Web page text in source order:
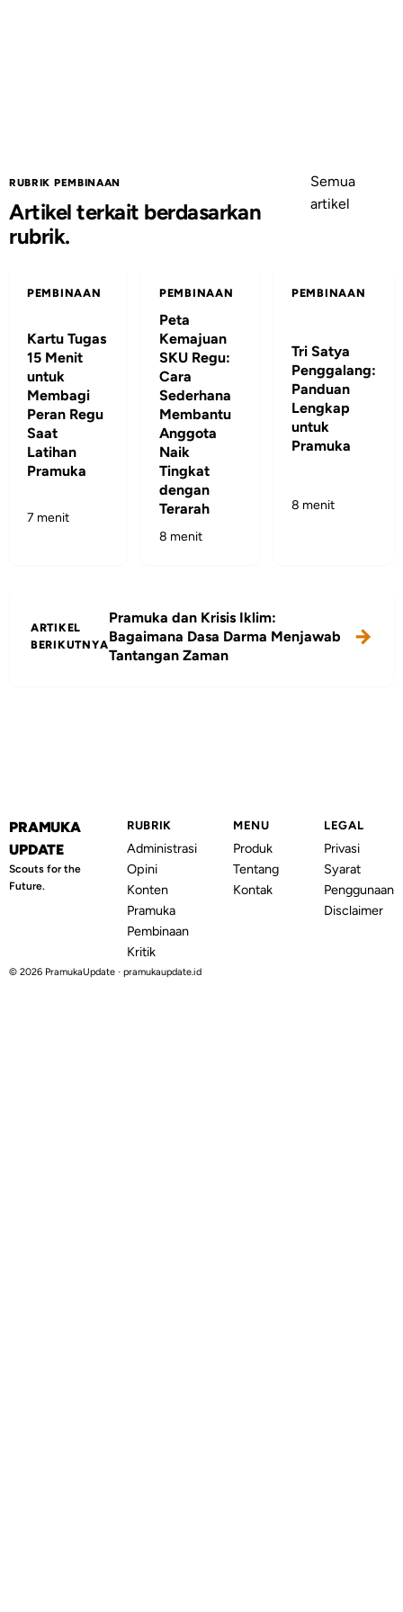
RUBRIK PEMBINAAN
Artikel terkait berdasarkan
rubrik.
Semua
artikel
PEMBINAAN
Kartu Tugas
15 Menit
untuk
Membagi
Peran Regu
Saat
Latihan
Pramuka
7 menit
PEMBINAAN
Peta
Kemajuan
SKU Regu:
Cara
Sederhana
Membantu
Anggota
Naik
Tingkat
dengan
Terarah
8 menit
PEMBINAAN
Tri Satya
Penggalang:
Panduan
Lengkap
untuk
Pramuka
8 menit
ARTIKEL
BERIKUTNYA
Pramuka dan Krisis Iklim:
Bagaimana Dasa Darma Menjawab
Tantangan Zaman
PRAMUKA
UPDATE
Scouts for the
Future.
RUBRIK
Administrasi
Opini
Konten
Pramuka
Pembinaan
Kritik
MENU
Produk
Tentang
Kontak
LEGAL
Privasi
Syarat
Penggunaan
Disclaimer
© 2026 PramukaUpdate · pramukaupdate.id